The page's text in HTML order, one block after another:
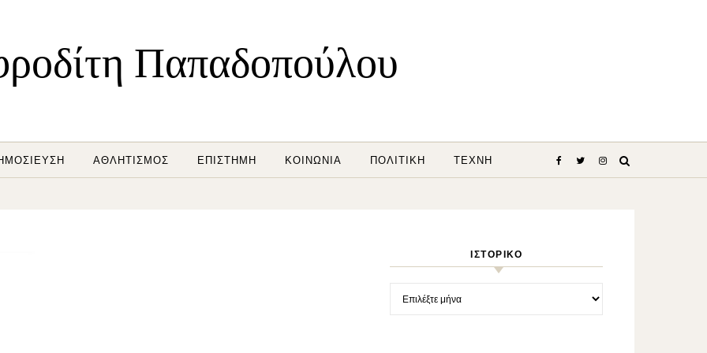
Παπαδοπούλου
ΑΘΛΗΤΙΣΜΌΣ ΕΠΙΣΤΉΜΗ ΚΟΙΝΩΝΊΑ ΠΟΛΙΤΙΚΉ ΤΈΧΝΗ
ΙΣΤΟΡΙΚΌ
Ιστορικό